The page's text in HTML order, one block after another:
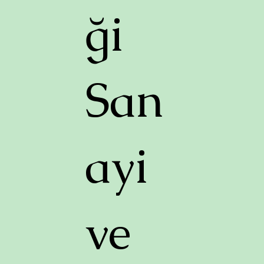
ği
San
ayi
ve